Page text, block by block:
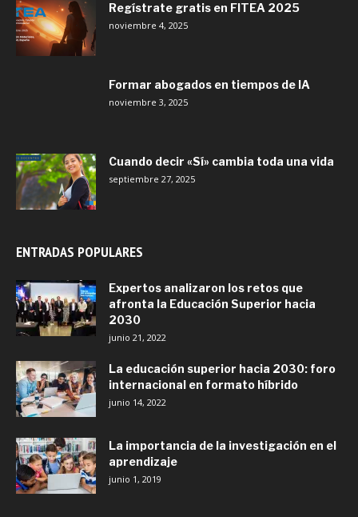
Regístrate gratis en FITEA 2025
noviembre 4, 2025
Formar abogados en tiempos de IA
noviembre 3, 2025
Cuando decir «Sí» cambia toda una vida
septiembre 27, 2025
ENTRADAS POPULARES
Expertos analizaron los retos que
afronta la Educación Superior hacia
2030
junio 21, 2022
La educación superior hacia 2030: foro
internacional en formato híbrido
junio 14, 2022
La importancia de la investigación en el
aprendizaje
junio 1, 2019